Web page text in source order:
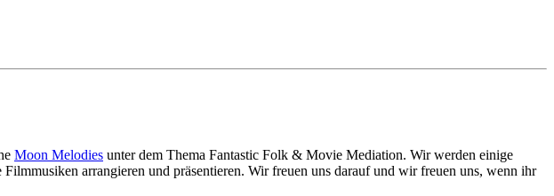
Moon Melodies unter dem Thema Fantastic Folk & Movie Mediation. Wir werden einige
arrangieren und präsentieren. Wir freuen uns darauf und wir freuen uns, wenn ihr